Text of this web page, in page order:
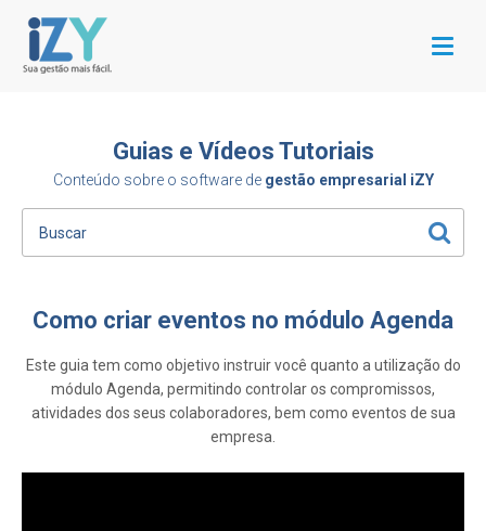
Menu
Guias e Vídeos Tutoriais
Conteúdo sobre o software de gestão empresarial iZY
Como criar eventos no módulo Agenda
Este guia tem como objetivo instruir você quanto a utilização do
módulo Agenda, permitindo controlar os compromissos,
atividades dos seus colaboradores, bem como eventos de sua
empresa.